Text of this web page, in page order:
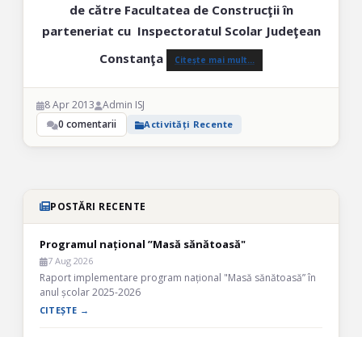
de către Facultatea de Construcţii în
parteneriat cu Inspectoratul Scolar Judeţean
Constanţa
Citește mai mult…
8 Apr 2013
Admin ISJ
0 comentarii
Activități Recente
POSTĂRI RECENTE
Programul național ”Masă sănătoasă"
7 Aug 2026
Raport implementare program național "Masă sănătoasă” în
anul școlar 2025-2026
CITEȘTE →